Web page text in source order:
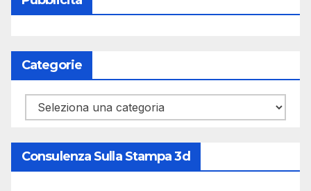
Categorie
Categorie
Consulenza Sulla Stampa 3d